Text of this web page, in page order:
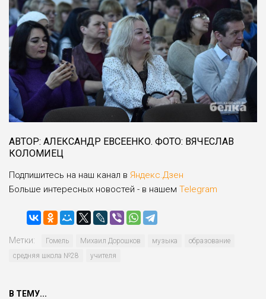
АВТОР: АЛЕКСАНДР ЕВСЕЕНКО. ФОТО: ВЯЧЕСЛАВ
КОЛОМИЕЦ
Подпишитесь на наш канал в Яндекс.Дзен
Больше интересных новостей - в нашем Telegram
Метки: Гомель Михаил Дорошков музыка
образование
средняя школа №28
учителя
В ТЕМУ...